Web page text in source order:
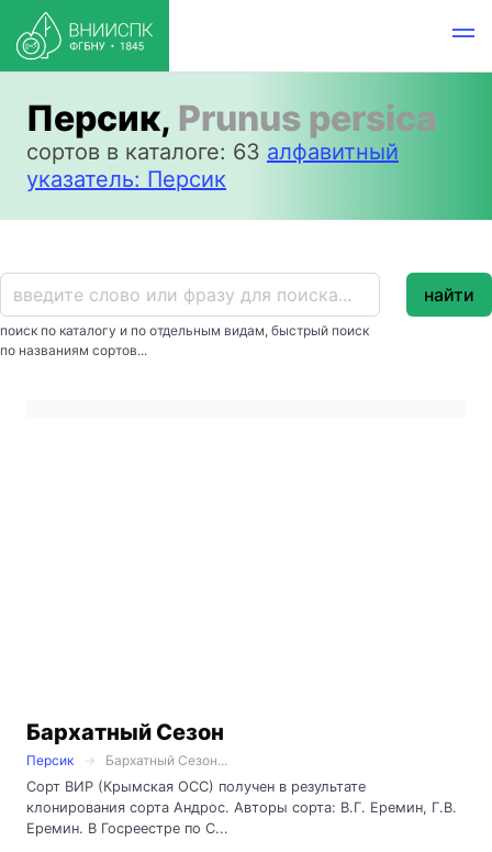
Персик, Prunus persica
сортов в каталоге: 63 алфавитный
указатель: Персик
поиск по каталогу и по отдельным видам, быстрый поиск
по названиям сортов...
найти
Бархатный Сезон
Персик
Бархатный Сезон...
Сорт ВИР (Крымская ОСС) получен в результате
клонирования сорта Андрос. Авторы сорта: В.Г. Еремин, Г.В.
Еремин. В Госреестре по С...